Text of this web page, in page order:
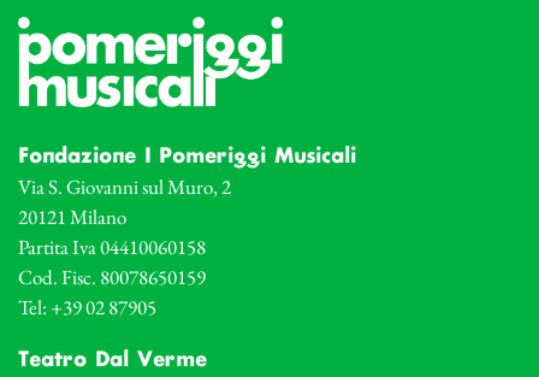
Fondazione I Pomeriggi Musicali
Via S. Giovanni sul Muro, 2
20121 Milano
Partita Iva 04410060158
Cod. Fisc. 80078650159
Tel: +39 02 87905
Teatro Dal Verme